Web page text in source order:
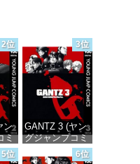
2位
ン
ミ
3位
GANTZ 3 (ヤン
グジャンプコミ
ックスDIGITAL)
5位 6位